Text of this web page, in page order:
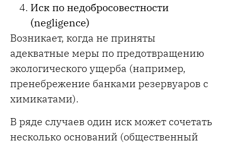
Иск по недобросовестности
(negligence)
Возникает, когда не приняты
адекватные меры по предотвращению
экологического ущерба (например,
пренебрежение банками резервуаров с
химикатами).
В ряде случаев один иск может сочетать
несколько оснований (общественный